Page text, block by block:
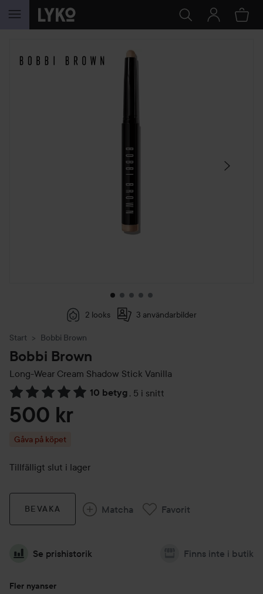
HOPPA TILL INNEHÅLLET
HOPPA ÖVER SEKTIONEN
2 looks 3 användarbilder
Start Bobbi Brown
Bobbi Brown
Long-Wear Cream Shadow Stick Vanilla
10 betyg , 5 i snitt
Hoppa till Betyg & kommentarer
500 kr
Gåva på köpet
Tillfälligt slut i lager
BEVAKA Matcha Favorit
Se prishistorik Finns inte i butik
Fler nyanser